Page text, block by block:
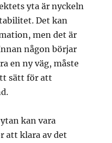
yta är nyckeln
Det kan
men det är
någon börjar
en ny väg, måste
sätt för att
kan vara
att klara av det